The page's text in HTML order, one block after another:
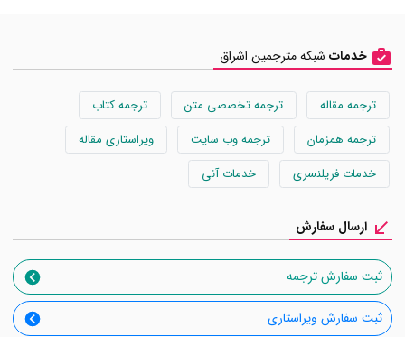
خدمات شبکه مترجمین اشراق
ترجمه مقاله ترجمه تخصصی متن
ترجمه کتاب
ترجمه همزمان
ترجمه وب سایت
ویراستاری مقاله
خدمات فریلنسری
خدمات آنی
ارسال سفارش
ثبت سفارش ترجمه
ثبت سفارش ویراستاری